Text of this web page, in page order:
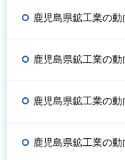
鹿児島県鉱工業の動
鹿児島県鉱工業の動
鹿児島県鉱工業の動
鹿児島県鉱工業の動